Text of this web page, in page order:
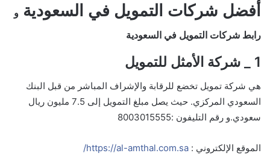
أفضل شركات التمويل في السعودية و
رابط شركات التمويل في السعودية
1 _ شركة الأمثل للتمويل
هي شركة تمويل تخضع للرقابة والإشراف المباشر من قبل البنك
السعودي المركزي. حيث
يصل مبلغ التمويل إلى 7.5 مليون ريال
سعودي.و رقم التليفون :8003015555
الموقع الإلكتروني : https://al-amthal.com.sa/